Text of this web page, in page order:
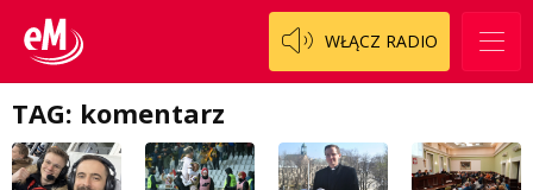
WŁĄCZ RADIO
Staszowski
Włoszczowski
Cały ten sport
Dzieciaki Cudaki
Fascynująca nauka
Historia na fali
Koncert życzeń
Kontakt
O nas
TAG: komentarz